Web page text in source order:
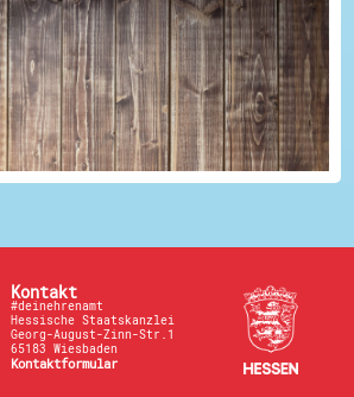
Engagement ein und ü...
Kontakt
#deinehrenamt
Hessische Staatskanzlei
Georg-August-Zinn-Str.1
65183 Wiesbaden
Kontaktformular